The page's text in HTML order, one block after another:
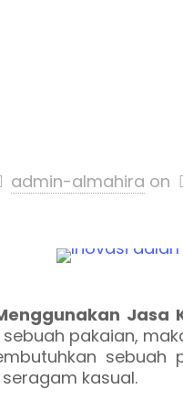
admin-almahira on
Jasa
pakaian,
kasual.